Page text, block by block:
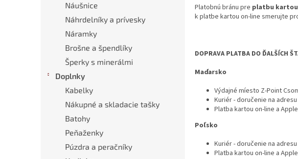
Náušnice
Náhrdelníky a prívesky
Náramky
Brošne a špendlíky
Šperky s minerálmi
Doplnky
Kabelky
Nákupné a skladacie tašky
Batohy
Peňaženky
Púzdra a peračníky
Platobnú bránu pre platbu kartou
k platbe kartou on-line smerujte
DOPRAVA PLATBA DO ĎALŠÍCH
Maďarsko
Výdajné míesto Z-Point
Kuriér - doručenie na adresu
Platba kartou on-line a
Poľsko
Kuriér - doručenie na adresu
Platba kartou on-line a